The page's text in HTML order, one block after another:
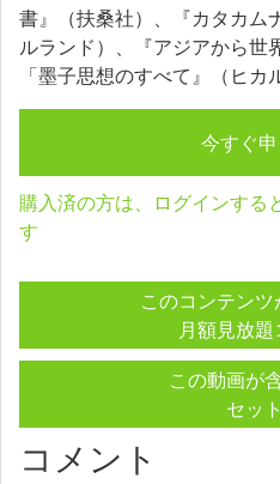
書』（扶桑社）、『カタカム
ルランド）、『アジアから世
「墨子思想のすべて』（ヒカ
今すぐ
購入済の方は、ログインする
す
このコンテンツ
月額見放題
この動画が
セット
コメント